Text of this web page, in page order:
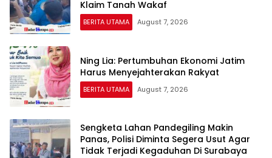
Klaim Tanah Wakaf
BERITA UTAMA August 7, 2026
Ning Lia: Pertumbuhan Ekonomi Jatim
Harus Menyejahterakan Rakyat
BERITA UTAMA August 7, 2026
Sengketa Lahan Pandegiling Makin
Panas, Polisi Diminta Segera Usut Agar
Tidak Terjadi Kegaduhan Di Surabaya